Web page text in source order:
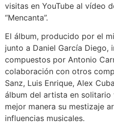
visitas en YouTube al vídeo
“Mencanta”.
El álbum, producido por el
junto a Daniel García Diego,
compuestos por Antonio
colaboración con otros
Sanz, Luis Enrique, Alex
álbum del artista en
mejor manera su mestizaje
influencias musicales.